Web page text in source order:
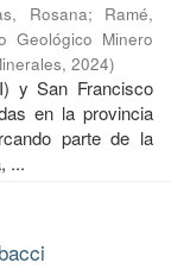
Rosana; Ramé,
Geológico Minero
, 2024)
y San Francisco
en la provincia
parte de la
...